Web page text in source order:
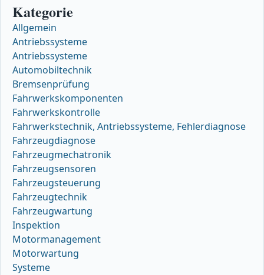
Kategorie
Allgemein
Antriebssysteme
Antriebssysteme
Automobiltechnik
Bremsenprüfung
Fahrwerkskomponenten
Fahrwerkskontrolle
Fahrwerkstechnik, Antriebssysteme, Fehlerdiagnose
Fahrzeugdiagnose
Fahrzeugmechatronik
Fahrzeugsensoren
Fahrzeugsteuerung
Fahrzeugtechnik
Fahrzeugwartung
Inspektion
Motormanagement
Motorwartung
Systeme